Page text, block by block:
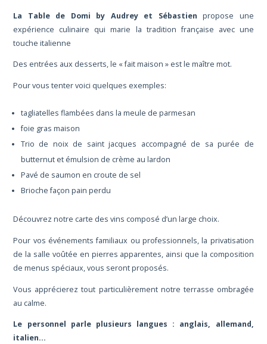
La Table de Domi by Audrey et Sébastien propose une
expérience culinaire qui marie la tradition française avec une
touche italienne
Des entrées aux desserts, le « fait maison » est le maître mot.
Pour vous tenter voici quelques exemples:
tagliatelles flambées dans la meule de parmesan
foie gras maison
Trio de noix de saint jacques accompagné de sa purée de
butternut et émulsion de crème au lardon
Pavé de saumon en croute de sel
Brioche façon pain perdu
Découvrez notre carte des vins composé d’un large choix.
Pour vos événements familiaux ou professionnels, la privatisation
de la salle voûtée en pierres apparentes, ainsi que la composition
de menus spéciaux, vous seront proposés.
Vous apprécierez tout particulièrement notre terrasse ombragée
au calme.
Le personnel parle plusieurs langues : anglais, allemand,
italien...